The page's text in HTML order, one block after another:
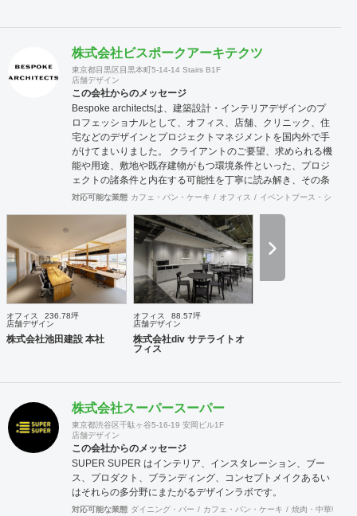
株式会社ビスポークアーキテクツ
東京都目黒区目黒本町5-14-14 Stairs B1F
店舗デザイン
この会社からのメッセージ
Bespoke architectsは、建築設計・インテリアデザインのプ
ロフェッショナルとして、オフィス、店舗、クリニック、住
宅などのデザインとプロジェクトマネジメントを国内外で手
がけてまいりました。 クライアントのご要望、求められる機
能や用途、敷地や既存建物がもつ環境条件といった、プロジ
ェクトの諸条件と内在する可能性を丁寧に読み解き、その条
件でこそ可能な空間環境の豊かさを提案し、カタチにしま
計・ランドスケープデザイン等の専門家と協働し、大規模建
築物や高度な設計にも対応致します。 ご要望に合わせて、設
計・デザインに加えて、予算管理・工程管理・別途工事の一
括管理等を含めたプロジェクトマネジメントを担い、ワンス
トップでのプロジェクト推進を行います。発注管理における
クライアントのご負担を軽減するとともに、第三者的な立場
に適うコスト管理と、工事品質の向上を実現致します。 ま
た、新規サービス立上げやリブランディングに際しては、空
間デザイン的な見地から事業企画やCI計画・デザインマニュ
件においては、英語での設計・PMサービスをご提供できる
----------------------------------------------------------------------------------
---------------------------------- 商号： 株式会社ビスポー
クアーキテクツ / Bespoke architects Inc. 登録： 一
級建築士事務所 東京都知事登録 第64040号
建築士賠償責任補償制度（公益社団法人 日本
建築士連合会） 代表取締役： 丸島 潤 （一級建築士 / 管
理建築士） 所在地： 〒152-0002 東京都目黒区目黒
本町 5-14-14-B1F TEL： 03-6452-4248
対応可能な業態 カフェ・パン・ケーキ オフィス イベントブース・ショール
オフィス
236.78坪
店舗デザイン
株式会社池田建設 本社
オフィス
88.57坪
店舗デザイン
株式会社div サテライトオ
フィス
株式会社スーパースーパー
東京都渋谷区千駄ヶ谷5-16-19 安岡ビル1F
店舗デザイン
この会社からのメッセージ
SUPER SUPER はインテリア、インスタレーション、ブー
ス、プロダクト、ブランディング、コンセプトメイクあるい
はそれらの多分野にまたがるデザインラボです。
対応可能な業態 ダイニング・バー カフェ・パン・ケーキ 焼肉・中華料理